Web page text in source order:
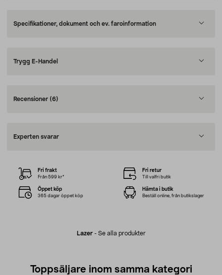
Specifikationer, dokument och ev. faroinformation
Trygg E-Handel
Recensioner (6)
Experten svarar
Lazer- Se alla produkter
Fri frakt
Från 599 kr*
Fri retur
Till valfri butik
Öppet köp
365 dagar öppet köp
Hämta i butik
Beställ online, från butikslager
Toppsäljare inom samma kategori